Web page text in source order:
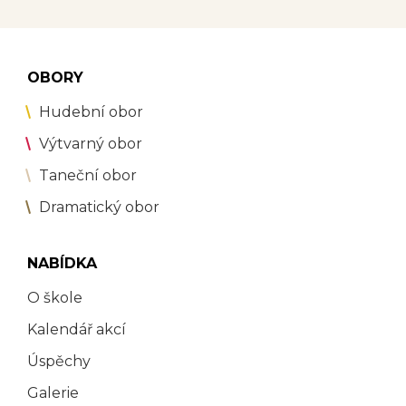
OBORY
Hudební obor
Výtvarný obor
Taneční obor
Dramatický obor
NABÍDKA
O škole
Kalendář akcí
Úspěchy
Galerie